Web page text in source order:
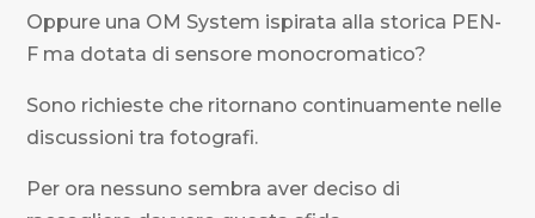
Oppure una OM System ispirata alla storica PEN-
F ma dotata di sensore monocromatico?
Sono richieste che ritornano continuamente nelle
discussioni tra fotografi.
Per ora nessuno sembra aver deciso di